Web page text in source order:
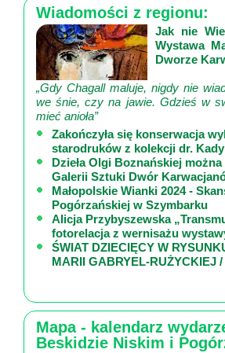
Wiadomości z regionu:
Jak nie
Wystawa
Dworze
„Gdy Chagall maluje, nigdy nie
we śnie, czy na jawie. Gdzieś w
mieć anioła”
Zakończyła się konserwacja
starodruków z kolekcji dr.
Dzieła Olgi Boznańskiej
Galerii Sztuki Dwór
Małopolskie Wianki 2024 -
Pogórzańskiej w Szymbarku
Alicja Przybyszewska
fotorelacja z wernisażu
ŚWIAT DZIECIĘCY W
MARII GABRYEL-RUŻYCKIEJ
Mapa - kalendarz
Beskidzie Niskim i